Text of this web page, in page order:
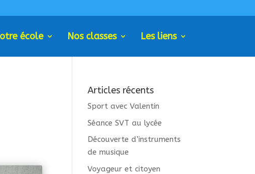
école Nos classes Les liens
Articles récents
Sport avec Valentin
Séance SVT au lycée
Découverte d’instruments
de musique
Voyageur et citoyen